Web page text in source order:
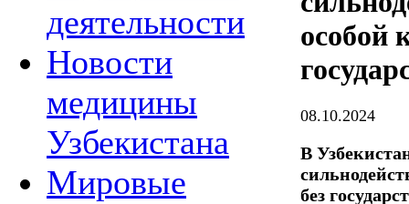
деятельности
Новости
медицины
Узбекистана
Мировые
особой
08.10.2024
В
без